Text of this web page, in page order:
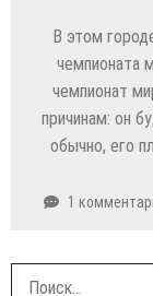
В этом
чемпионата
чемпионат
причинам: он
обычно, его
1